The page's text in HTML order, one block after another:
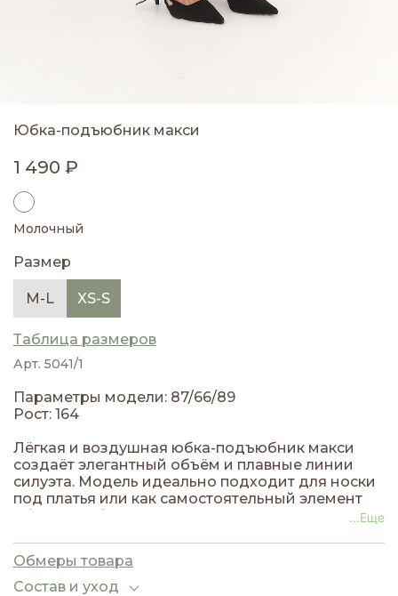
Юбка-подъюбник макси
1 490 ₽
Молочный
Размер
M-L XS-S
Таблица размеров
Арт. 5041/1
Параметры модели: 87/66/89
Рост: 164
Лёгкая и воздушная юбка-подъюбник макси
создаёт элегантный объём и плавные линии
силуэта. Модель идеально подходит для носки
под платья или как самостоятельный элемент
образа, добавляя лёгкости и грации каждому...Еще
Обмеры товара
Состав и уход